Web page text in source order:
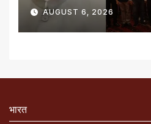
AUGUST 6, 2026
भारत